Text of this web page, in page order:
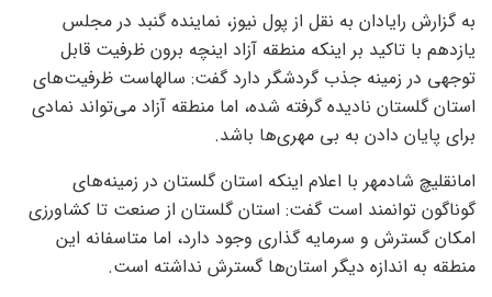
به گزارش رایادان به نقل از پول نیوز، نماینده گنبد در مجلس
یازدهم با تاکید بر اینکه منطقه آزاد اینچه برون ظرفیت قابل
توجهی در زمینه جذب گردشگر دارد گفت: سالهاست ظرفیت‌های
استان گلستان نادیده گرفته شده، اما منطقه آزاد می‌تواند نمادی
برای پایان دادن به بی مهری‌ها باشد.
امانقلیچ شادمهر با اعلام اینکه استان گلستان در زمینه‌های
گوناگون توانمند است گفت: استان گلستان از صنعت تا کشاورزی
امکان گسترش و سرمایه گذاری وجود دارد، اما متاسفانه این
منطقه به اندازه دیگر استان‌ها گسترش نداشته است.